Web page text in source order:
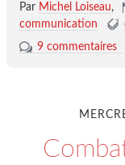
Par Michel Loiseau,
communication
9 commentaires